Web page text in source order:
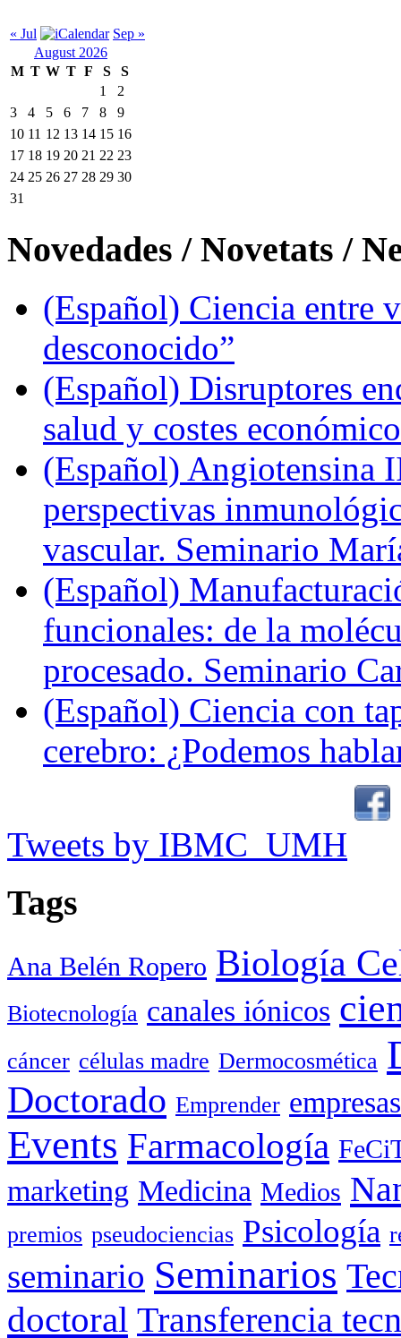
« Jul
Sep »
August 2026
M T W T F S
S
1
2
3
4 5 6 7 8
9
10 11 12 13 14 15 16
17 18 19 20 21 22 23
24 25 26 27 28 29 30
31
Novedades / Novetats /
(Español) Ciencia entre
desconocido”
(Español) Disruptores
salud y costes
(Español) Angiotensina
perspectivas
vascular. Seminario
(Español)
funcionales: de la
procesado. Seminario
(Español) Ciencia con
cerebro: ¿Podemos
Tweets by IBMC_UMH
Tags
Ana Belén Ropero Biología
Biotecnología canales iónicos
cáncer células madre Dermocosmética
Doctorado Emprender empresas
Events Farmacología
marketing Medicina Medios
premios pseudociencias Psicología
seminario Seminarios
doctoral Transferencia